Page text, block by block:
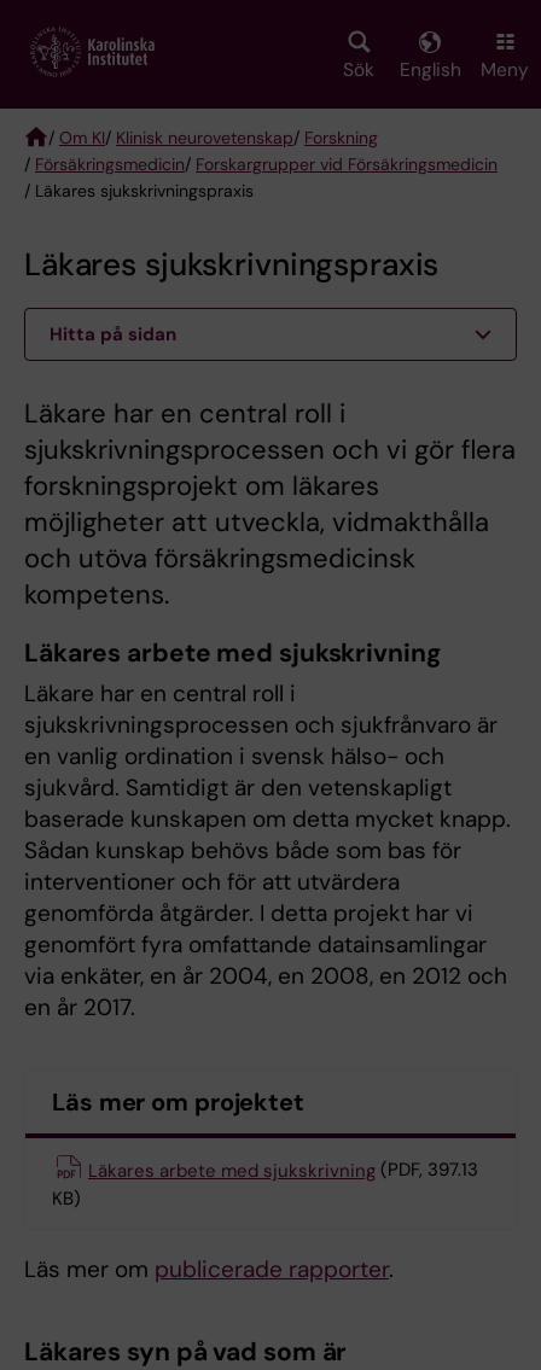
main
Sök English Meny
Breadcrumb
/ Om KI/ Klinisk neurovetenskap/ Forskning
/ Försäkringsmedicin/ Forskargrupper vid Försäkringsmedicin
/ Läkares sjukskrivningspraxis
Läkares sjukskrivningspraxis
Hitta på sidan
Läkare har en central roll i
sjukskrivningsprocessen och vi gör flera
forskningsprojekt om läkares
möjligheter att utveckla, vidmakthålla
och utöva försäkringsmedicinsk
kompetens.
Läkares arbete med sjukskrivning
Läkare har en central roll i
sjukskrivningsprocessen och sjukfrånvaro är
en vanlig ordination i svensk hälso- och
sjukvård. Samtidigt är den vetenskapligt
baserade kunskapen om detta mycket knapp.
Sådan kunskap behövs både som bas för
interventioner och för att utvärdera
genomförda åtgärder. I detta projekt har vi
genomfört fyra omfattande datainsamlingar
via enkäter, en år 2004, en 2008, en 2012 och
en år 2017.
Läs mer om projektet
Läkares arbete med sjukskrivning (PDF, 397.13
KB)
Läs mer om publicerade rapporter.
Läkares syn på vad som är